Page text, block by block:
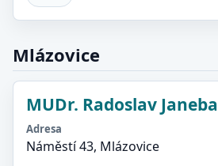
Mlázovice
MUDr. Radoslav Janeba
Adresa
Náměstí 43, Mlázovice